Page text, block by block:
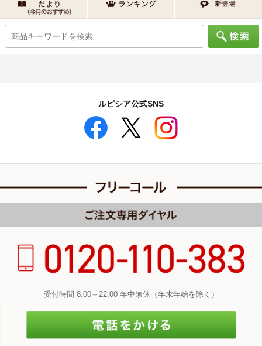
ルピシア公式SNS
受付時間 8:00～22:00 年中無休（年末年始を除く）